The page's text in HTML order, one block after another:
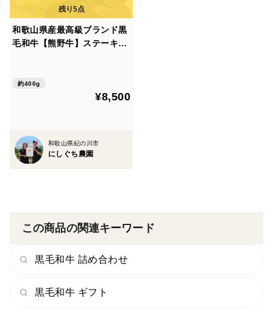
和歌山県産最高級ブランド黒
毛和牛【熊野牛】ステーキ3
約400g
¥8,500
和歌山県紀の川市
にしぐち農園
この商品の関連キーワード
黒毛和牛 詰め合わせ
黒毛和牛 ギフト